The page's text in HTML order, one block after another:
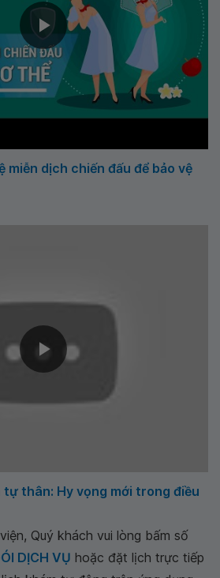
miễn dịch chiến đấu để bảo vệ
tự thân: Hy vọng mới trong điều
Quý khách vui lòng bấm số
DỊCH VỤ hoặc đặt lịch trực tiếp